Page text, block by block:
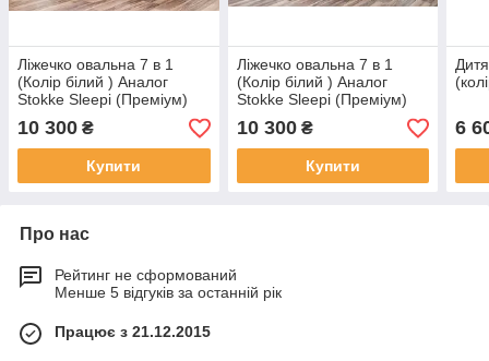
Ліжечко овальна 7 в 1
(Колір білий ) Аналог
Stokke Sleepi (Преміум)
10 300 ₴
Купити
Ліжечко овальна 7 в 1
(Колір білий ) Аналог
Stokke Sleepi (Преміум)
10 300₴
Купити
6
Про нас
Рейтинг не сформований
Менше 5 відгуків за останній рік
Працює з 21.12.2015